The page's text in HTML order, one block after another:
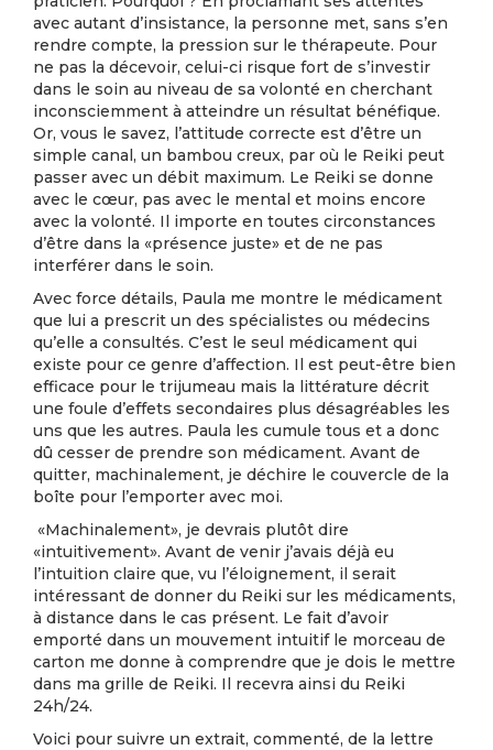
avec autant d’insistance, la personne met, sans s’en
rendre compte, la pression sur le thérapeute. Pour
ne pas la décevoir, celui-ci risque fort de s’investir
dans le soin au niveau de sa volonté en cherchant
inconsciemment à atteindre un résultat bénéfique.
Or, vous le savez, l’attitude correcte est d’être un
simple canal, un bambou creux, par où le Reiki peut
passer avec un débit maximum. Le Reiki se donne
avec le cœur, pas avec le mental et moins encore
avec la volonté. Il importe en toutes circonstances
d’être dans la «présence juste» et de ne pas
interférer dans le soin.
Avec force détails, Paula me montre le médicament
que lui a prescrit un des spécialistes ou médecins
qu’elle a consultés. C’est le seul médicament qui
existe pour ce genre d’affection. Il est peut-être bien
efficace pour le trijumeau mais la littérature décrit
une foule d’effets secondaires plus désagréables les
uns que les autres. Paula les cumule tous et a donc
dû cesser de prendre son médicament. Avant de
quitter, machinalement, je déchire le couvercle de la
boîte pour l’emporter avec moi.
«Machinalement», je devrais plutôt dire
«intuitivement». Avant de venir j’avais déjà eu
l’intuition claire que, vu l’éloignement, il serait
intéressant de donner du Reiki sur les médicaments,
à distance dans le cas présent. Le fait d’avoir
emporté dans un mouvement intuitif le morceau de
carton me donne à comprendre que je dois le mettre
dans ma grille de Reiki. Il recevra ainsi du Reiki
24h/24.
Voici pour suivre un extrait, commenté, de la lettre